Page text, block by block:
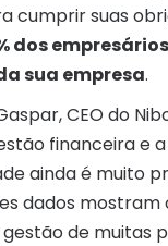
cumprir suas
dos
sua empresa.
CEO do
financeira e
ainda é muito
dados mostram
de muitas